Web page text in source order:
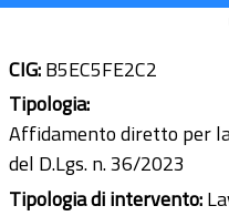
CIG:B5EC5FE2C2
Tipologia:
Affidamento diretto per
del D.Lgs. n. 36/2023
Tipologia di intervento: